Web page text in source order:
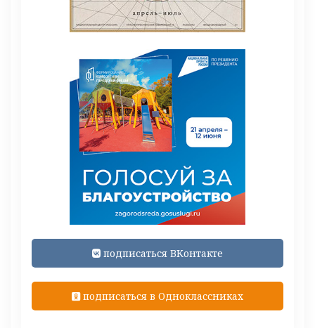
подписаться ВКонтакте
подписаться в Одноклассниках